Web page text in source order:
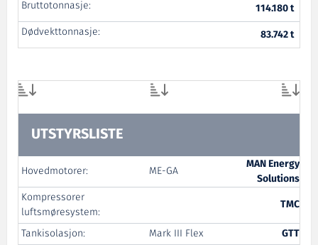
Bruttotonnasje:
114.180 t
Dødvekttonnasje:
83.742 t
UTSTYRSLISTE
Hovedmotorer: ME-GA
MAN Energy
Solutions
Kompressorer
luftsmøresystem:
TMC
Tankisolasjon:
Mark III Flex
GTT